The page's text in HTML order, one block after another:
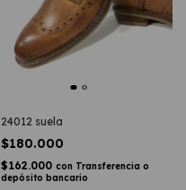
24012 suela
$180.000
$162.000 con Transferencia o
depósito bancario